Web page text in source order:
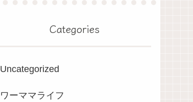
Categories
Uncategorized
ワーママライフ